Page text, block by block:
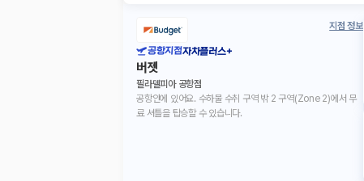
지점 정보
공항지점자차플러스+
버젯
필라델피아 공항점
공항안에 있어요. 수하물 수취 구역 밖 2 구역(Zone 2)에서 무
료 셔틀을 탑승할 수 있습니다.